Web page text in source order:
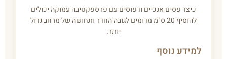
כיצד פסים אנכיים ודפוסים עם פרספקטיבה עמוקה יכולים
להוסיף 20 ס"מ מדומים לגובה החדר ותחושה של מרחב גדול
יותר.
למידע נוסף